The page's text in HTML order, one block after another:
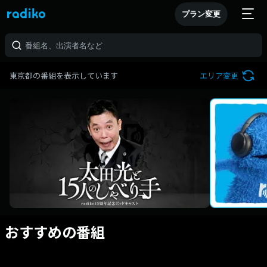
プラン変更
東京都の番組を表示しています エリア変更
おすすめの番組